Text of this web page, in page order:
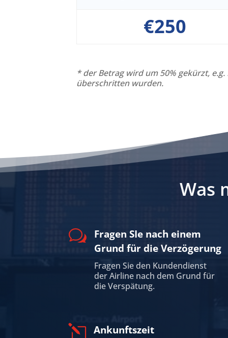
€250
* der Betrag wird um 50% gekürzt,
überschritten wurden.
Was
w
Fragen SIe nach einem
Grund für die Verzögerung
Fragen Sie den Kundendienst
der Airline nach dem Grund für
die Verspätung.
l Ankunftszeit